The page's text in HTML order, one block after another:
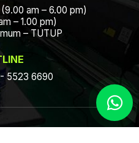
am – 6.00 pm)
– 1.00 pm)
– TUTUP
5523 6690